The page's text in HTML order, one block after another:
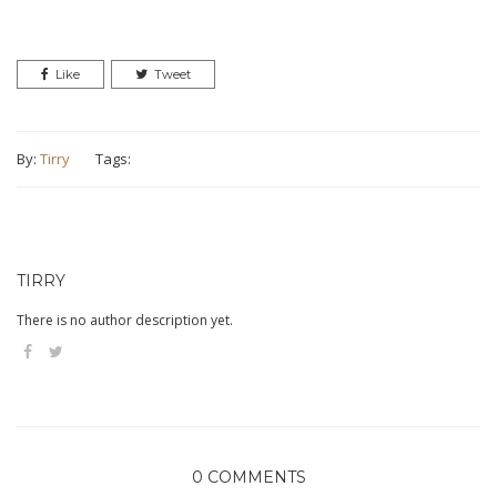
Like Tweet
By: Tirry Tags:
TIRRY
There is no author description yet.
0 COMMENTS